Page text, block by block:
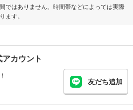
ではありません。時間帯などによっては実際
ます。
カウント
友だち追加